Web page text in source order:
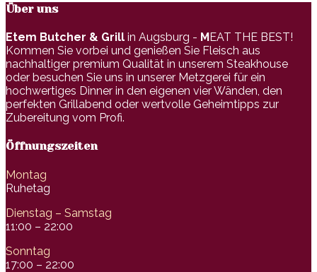
Über uns
Etem Butcher & Grill in Augsburg - MEAT THE BEST!
Kommen Sie vorbei und genießen Sie Fleisch aus
nachhaltiger premium Qualität in unserem Steakhouse
oder besuchen Sie uns in unserer Metzgerei für ein
hochwertiges Dinner in den eigenen vier Wänden, den
perfekten Grillabend oder wertvolle Geheimtipps zur
Zubereitung vom Profi.
Öffnungszeiten
Montag
Ruhetag
Dienstag – Samstag
11:00 – 22:00
Sonntag
17:00 – 22:00